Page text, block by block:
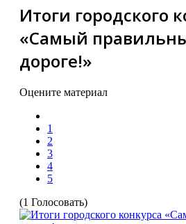
Итоги городского
«Самый
дороге!»
Оцените материал
1
2
3
4
5
(1 Голосовать)